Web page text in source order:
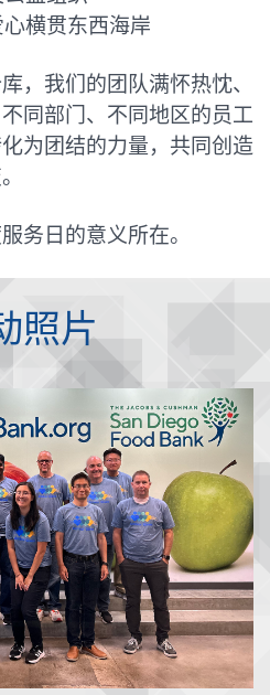
横贯东西海岸
，我们的团队满怀热忱、
同部门、不同地区的员工
为团结的力量，共同创造
务日的意义所在。
照片